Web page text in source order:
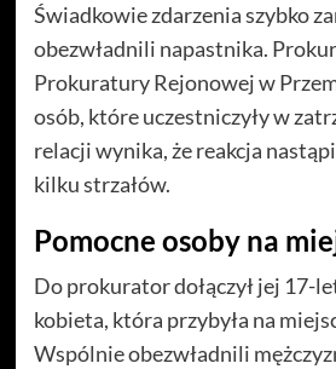
Świadkowie zdarzenia szybko
obezwładnili napastnika.
Prokuratury Rejonowej w
osób, które uczestniczyły w
relacji wynika, że reakcja
kilku strzałów.
Pomocne osoby na
Do prokurator dołączył jej 17-
kobieta, która przybyła na
Wspólnie obezwładnili